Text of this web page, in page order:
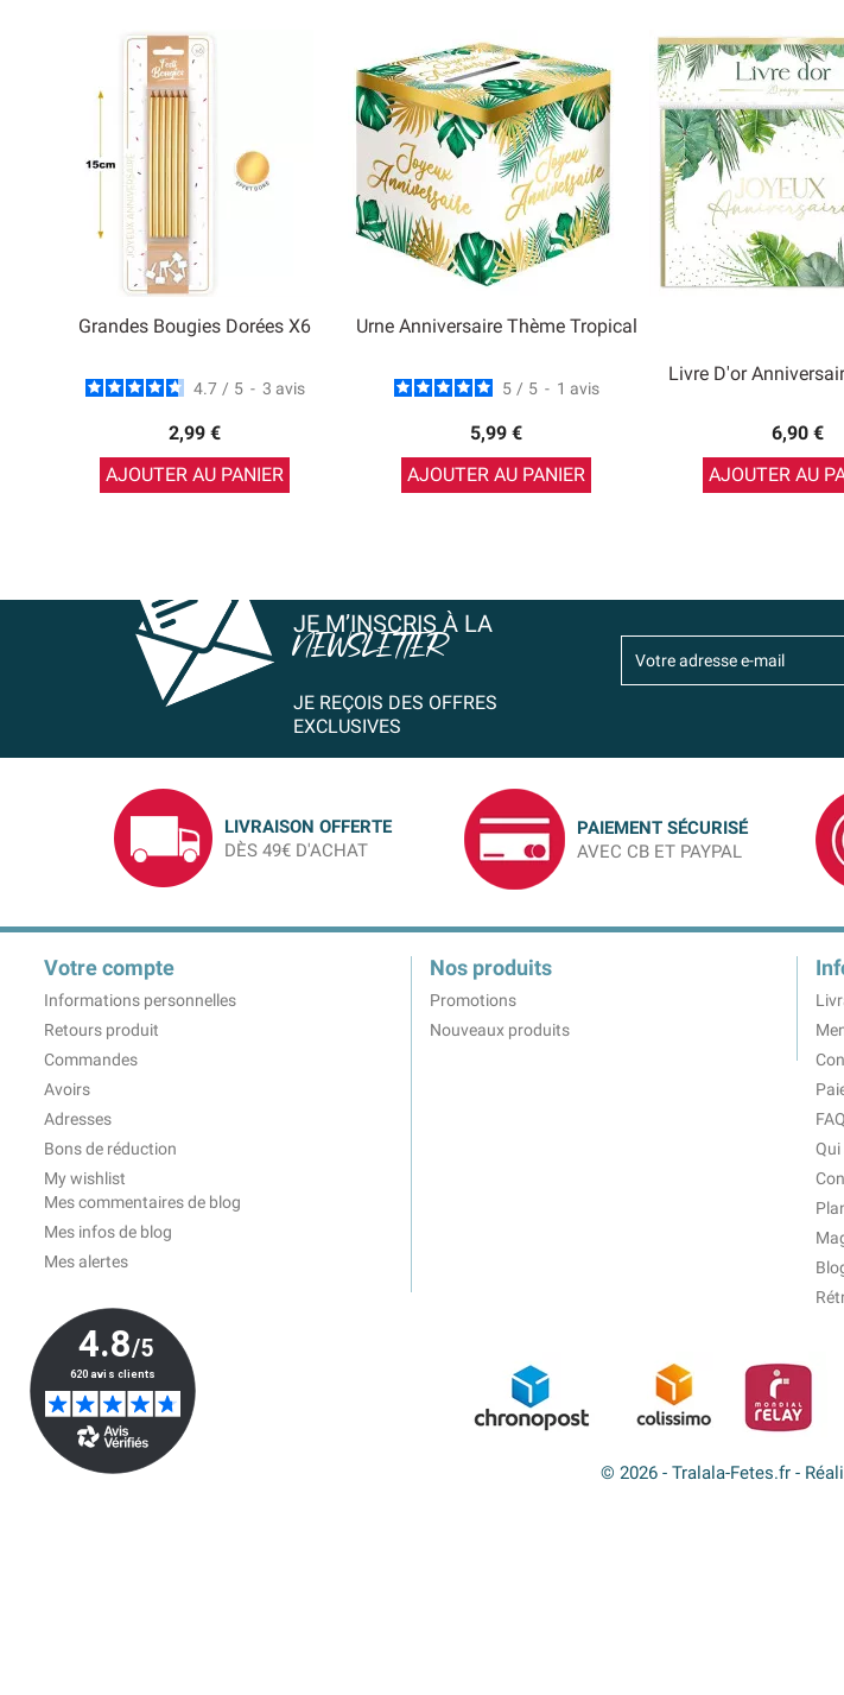
Grandes Bougies Dorées X6
4.7 / 5 - 3 avis
2,99 €
AJOUTER AU PANIER
Urne Anniversaire Thème Tropical
5 / 5 - 1 avis
5,99 €
AJOUTER AU PANIER
Livre D'or
6,90 €
AJOUTER AU
JE M’INSCRIS À LA
NEWSLETTER
JE REÇOIS DES OFFRES
EXCLUSIVES
LIVRAISON OFFERTE
DÈS 49€ D'ACHAT
PAIEMENT SÉCURISÉ
AVEC CB ET PAYPAL
Votre compte
Informations personnelles
Retours produit
Commandes
Avoirs
Adresses
Bons de réduction
My wishlist
Mes commentaires de blog
Mes infos de blog
Mes alertes
Nos produits
Promotions
Nouveaux produits
FAQ
Qui
© 2026 - Tralala-Fetes.fr -